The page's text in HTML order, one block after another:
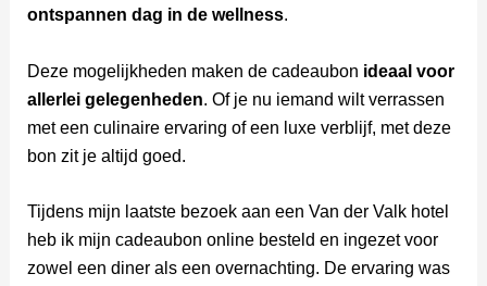
ontspannen dag in de wellness.
Deze mogelijkheden maken de cadeaubon ideaal voor
allerlei gelegenheden. Of je nu iemand wilt verrassen
met een culinaire ervaring of een luxe verblijf, met deze
bon zit je altijd goed.
Tijdens mijn laatste bezoek aan een Van der Valk hotel
heb ik mijn cadeaubon online besteld en ingezet voor
zowel een diner als een overnachting. De ervaring was